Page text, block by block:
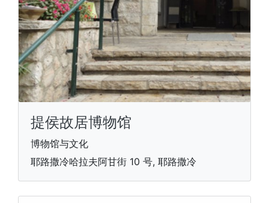
提侯故居博物馆
博物馆与文化
耶路撒冷哈拉夫阿甘街 10 号, 耶路撒冷